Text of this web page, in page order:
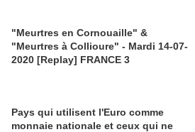
"Meurtres en Cornouaille" &
"Meurtres à Collioure" - Mardi 14-07-
2020 [Replay] FRANCE 3
Pays qui utilisent l'Euro comme
monnaie nationale et ceux qui ne